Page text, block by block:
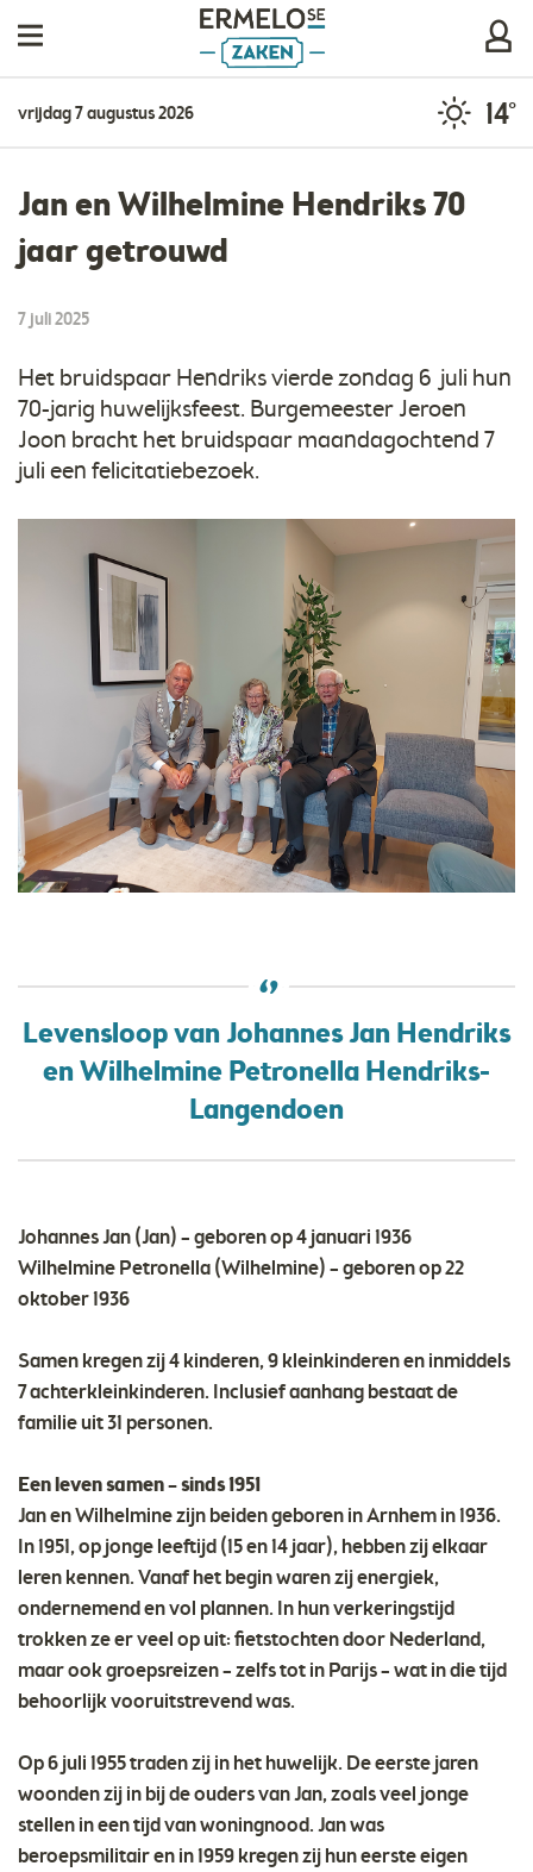
vrijdag 7 augustus 2026 14°
Jan en Wilhelmine Hendriks 70
jaar getrouwd
7 juli 2025
Het bruidspaar Hendriks vierde zondag 6 juli hun
70-jarig huwelijksfeest. Burgemeester Jeroen
Joon bracht het bruidspaar maandagochtend 7
juli een felicitatiebezoek.
Levensloop van Johannes Jan Hendriks
en Wilhelmine Petronella Hendriks-
Langendoen
Johannes Jan (Jan) – geboren op 4 januari 1936
Wilhelmine Petronella (Wilhelmine) – geboren op 22
oktober 1936
Samen kregen zij 4 kinderen, 9 kleinkinderen en inmiddels
7 achterkleinkinderen. Inclusief aanhang bestaat de
familie uit 31 personen.
Een leven samen – sinds 1951
Jan en Wilhelmine zijn beiden geboren in Arnhem in 1936.
In 1951, op jonge leeftijd (15 en 14 jaar), hebben zij elkaar
leren kennen. Vanaf het begin waren zij energiek,
ondernemend en vol plannen. In hun verkeringstijd
trokken ze er veel op uit: fietstochten door Nederland,
maar ook groepsreizen – zelfs tot in Parijs – wat in die tijd
behoorlijk vooruitstrevend was.
Op 6 juli 1955 traden zij in het huwelijk. De eerste jaren
woonden zij in bij de ouders van Jan, zoals veel jonge
stellen in een tijd van woningnood. Jan was
beroepsmilitair en in 1959 kregen zij hun eerste eigen